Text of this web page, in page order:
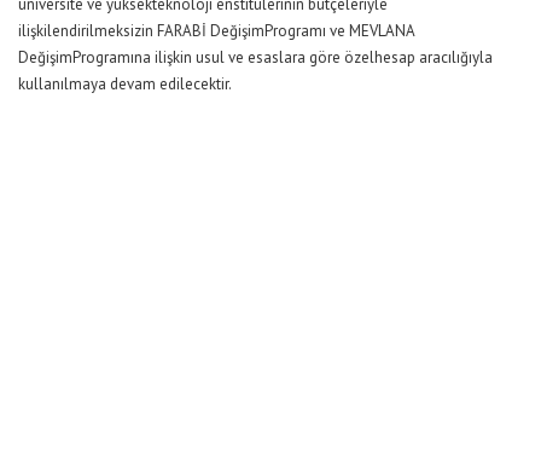
üniversite ve yüksekteknoloji enstitülerinin bütçeleriyle
ilişkilendirilmeksizin FARABİ DeğişimProgramı ve MEVLANA
DeğişimProgramına ilişkin usul ve esaslara göre özelhesap aracılığıyla
kullanılmaya devam edilecektir.